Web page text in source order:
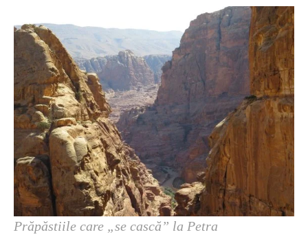
Prăpăstiile care „se cască” la Petra